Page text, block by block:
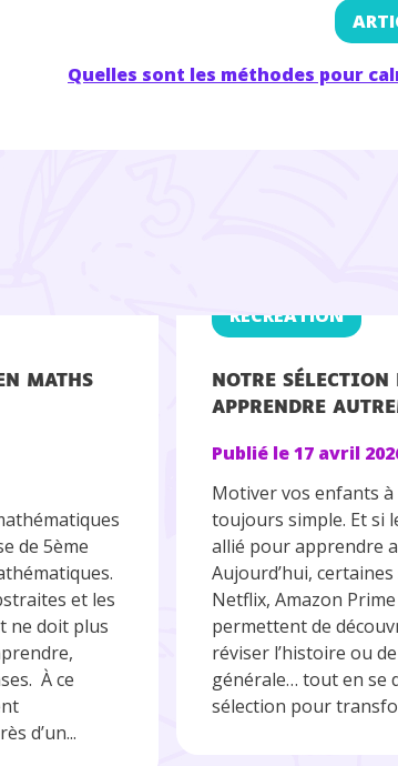
Quelles sont les méthodes pour
MATHS
de 5ème
et les
ne doit plus
À ce
d’un...
NOTRE
APPRENDRE
RÉCRÉATION
Publié le17 avril
Motiver vos enfants à
toujours simple. Et si
allié pour apprendre
Aujourd’hui,
Netflix, Amazon
permettent de
réviser l’histoire ou
générale… tout en se
sélection pour